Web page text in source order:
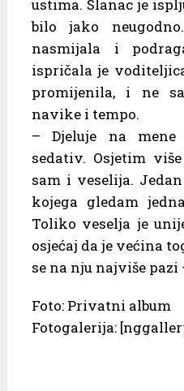
ustima. Slanac je
bilo jako
nasmijala i
ispričala je
promijenila, i ne
navike i tempo.
– Djeluje na
sedativ. Osjetim
sam i veselija.
kojega gledam
Toliko veselja je
osjećaj da je većina
se na nju najviše
Foto: Privatni album
Fotogalerija: